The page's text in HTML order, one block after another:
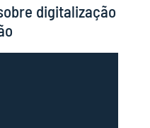
digitalização